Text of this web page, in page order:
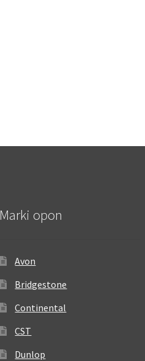
Marki opon
Avon
Bridgestone
Continental
CST
Dunlop